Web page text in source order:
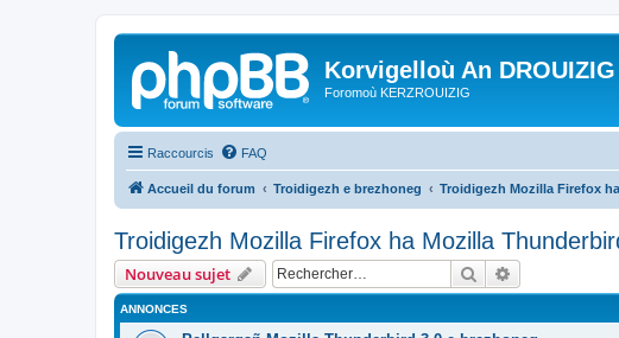
Korvigelloù An DROUIZIG
Foromoù KERZROUIZIG
Raccourcis FAQ
Accueil du forum Troidigezh e brezhoneg Troidigezh Mozilla Firefox
Troidigezh Mozilla Firefox ha Mozilla
Nouveau sujet Rechercher
ANNONCES